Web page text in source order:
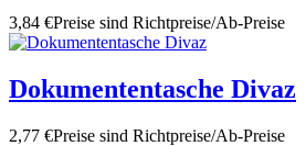
3,84 €Preise sind Richtpreise/Ab-Preise
Dokumententasche Divaz
2,77 €Preise sind Richtpreise/Ab-Preise